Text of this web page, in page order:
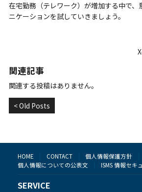
在宅勤務（テレワーク）が増加する中で、
ニケーションを試していきましょう。
関連記事
関連する投稿はありません。
< Old Posts
HOME CONTACT
個人情報保護方針
個人情報についての公表文
ISMS 情報セキ
SERVICE